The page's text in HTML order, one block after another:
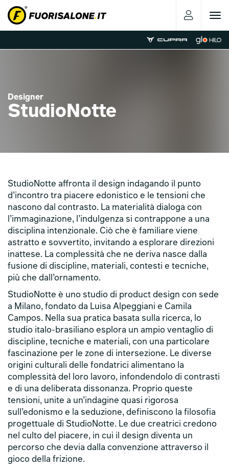
Toggle
Designer
StudioNotte
StudioNotte affronta il design indagando il punto
d’incontro tra piacere edonistico e le tensioni che
nascono dal contrasto. La materialità dialoga con
l’immaginazione, l’indulgenza si contrappone a una
disciplina intenzionale. Ciò che è familiare viene
astratto e sovvertito, invitando a esplorare direzioni
inattese. La complessità che ne deriva nasce dalla
fusione di discipline, materiali, contesti e tecniche,
più che dall’ornamento.
StudioNotte è uno studio di product design con sede
a Milano, fondato da Luisa Alpeggiani e Camila
Campos. Nella sua pratica basata sulla ricerca, lo
studio italo-brasiliano esplora un ampio ventaglio di
discipline, tecniche e materiali, con una particolare
fascinazione per le zone di intersezione. Le diverse
origini culturali delle fondatrici alimentano la
complessità del loro lavoro, infondendolo di contrasti
e di una deliberata dissonanza. Proprio queste
tensioni, unite a un’indagine quasi rigorosa
sull’edonismo e la seduzione, definiscono la filosofia
progettuale di StudioNotte. Le due creatrici credono
nel culto del piacere, in cui il design diventa un
percorso che devia dalla convenzione attraverso il
gioco della frizione.